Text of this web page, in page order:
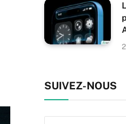
SUIVEZ-NOUS